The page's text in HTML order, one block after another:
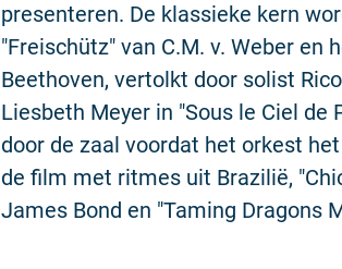
presenteren. De klassieke kern
"Freischütz" van C.M. v. Weber
Beethoven, vertolkt door solist
Liesbeth Meyer in "Sous le Ciel
door de zaal voordat het orkest
de film met ritmes uit Brazilië,
James Bond en "Taming Dragons